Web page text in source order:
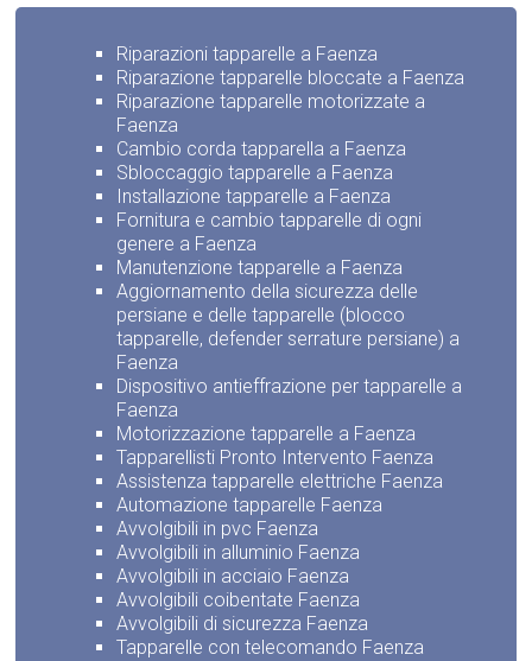
Riparazioni tapparelle a Faenza
Riparazione tapparelle bloccate a Faenza
Riparazione tapparelle motorizzate a
Faenza
Cambio corda tapparella a Faenza
Sbloccaggio tapparelle a Faenza
Installazione tapparelle a Faenza
Fornitura e cambio tapparelle di ogni
genere a Faenza
Manutenzione tapparelle a Faenza
Aggiornamento della sicurezza delle
persiane e delle tapparelle (blocco
tapparelle, defender serrature persiane) a
Faenza
Dispositivo antieffrazione per tapparelle a
Faenza
Motorizzazione tapparelle a Faenza
Tapparellisti Pronto Intervento Faenza
Assistenza tapparelle elettriche Faenza
Automazione tapparelle Faenza
Avvolgibili in pvc Faenza
Avvolgibili in alluminio Faenza
Avvolgibili in acciaio Faenza
Avvolgibili coibentate Faenza
Avvolgibili di sicurezza Faenza
Tapparelle con telecomando Faenza